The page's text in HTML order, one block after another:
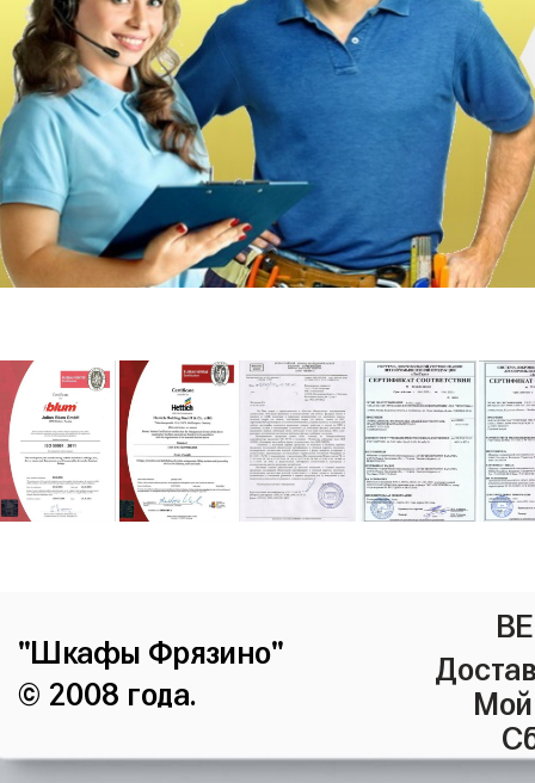
"Шкафы Фрязино"
© 2008 года.